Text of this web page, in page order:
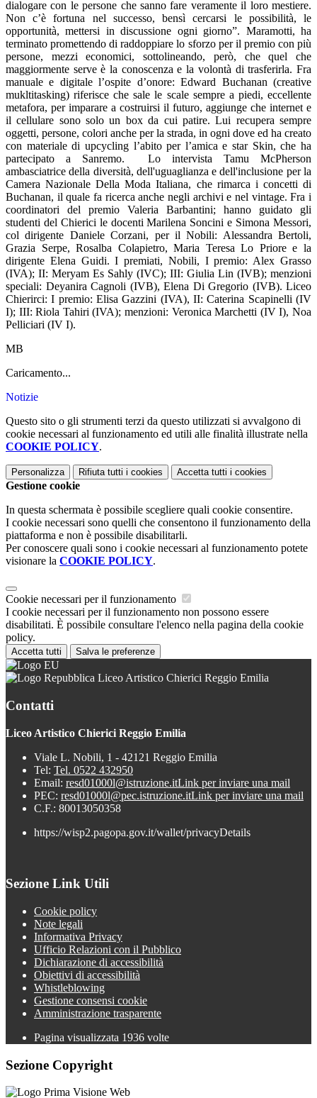
dialogare con le persone che sanno fare veramente il loro mestiere.
Non c’è fortuna nel successo, bensì cercarsi le possibilità, le
opportunità, mettersi in discussione ogni giorno”. Maramotti, ha
terminato promettendo di raddoppiare lo sforzo per il premio con più
persone, mezzi economici, sottolineando, però, che quel che
maggiormente serve è la conoscenza e la volontà di trasferirla. Fra
manuale e digitale l’ospite d’onore: Edward Buchanan (creative
mukltitasking) riferisce che sale le scale sempre a piedi, eccellente
metafora, per imparare a costruirsi il futuro, aggiunge che internet e
il cellulare sono solo un box da cui patire. Lui recupera sempre
oggetti, persone, colori anche per la strada, in ogni dove ed ha creato
con materiale di upcycling l’abito per l’amica e star Skin, che ha
partecipato a Sanremo. Lo intervista Tamu McPherson
ambasciatrice della diversità, dell'uguaglianza e dell'inclusione per la
Camera Nazionale Della Moda Italiana, che rimarca i concetti di
Buchanan, il quale fa ricerca anche negli archivi e nel vintage. Fra i
coordinatori del premio Valeria Barbantini; hanno guidato gli
studenti del Chierici le docenti Marilena Soncini e Simona Messori,
col dirigente Daniele Corzani, per il Nobili: Alessandra Bertoli,
Grazia Serpe, Rosalba Colapietro, Maria Teresa Lo Priore e la
dirigente Elena Guidi. I premiati, Nobili, I premio: Alex Grasso
(IVA); II: Meryam Es Sahly (IVC); III: Giulia Lin (IVB); menzioni
speciali: Deyanira Cagnoli (IVB), Elena Di Gregorio (IVB). Liceo
Chierirci: I premio: Elisa Gazzini (IVA), II: Caterina Scapinelli (IV
I); III: Riola Tahiri (IVA); menzioni: Veronica Marchetti (IV I), Noa
Pelliciari (IV I).
MB
Caricamento...
Notizie
Questo sito o gli strumenti terzi da questo utilizzati si avvalgono di
cookie necessari al funzionamento ed utili alle finalità illustrate nella
COOKIE POLICY.
Personalizza Rifiuta tutti i cookies Accetta tutti i cookies
Gestione cookie
In questa schermata è possibile scegliere quali cookie consentire.
I cookie necessari sono quelli che consentono il funzionamento della
piattaforma e non è possibile disabilitarli.
Per conoscere quali sono i cookie necessari al funzionamento potete
visionare la COOKIE POLICY.
Cookie necessari per il funzionamento
I cookie necessari per il funzionamento non possono essere
disabilitati. È possibile consultare l'elenco nella pagina della cookie
policy.
Accetta tutti Salva le preferenze
Liceo Artistico Chierici Reggio Emilia
Contatti
Liceo Artistico Chierici Reggio Emilia
Viale L. Nobili, 1 - 42121 Reggio Emilia
Tel: Tel. 0522 432950
Email: resd01000l@istruzione.itLink per inviare una mail
PEC: resd01000l@pec.istruzione.itLink per inviare una mail
C.F.: 80013050358
https://wisp2.pagopa.gov.it/wallet/privacyDetails
Sezione Link Utili
Cookie policy
Note legali
Informativa Privacy
Ufficio Relazioni con il Pubblico
Dichiarazione di accessibilità
Obiettivi di accessibilità
Whistleblowing
Gestione consensi cookie
Amministrazione trasparente
Pagina visualizzata 1936 volte
Sezione Copyright